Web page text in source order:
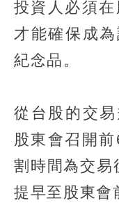
投資人必須在
才能確保成
紀念品。
從台股的交
股東會召開
割時間為交易
提早至股東會